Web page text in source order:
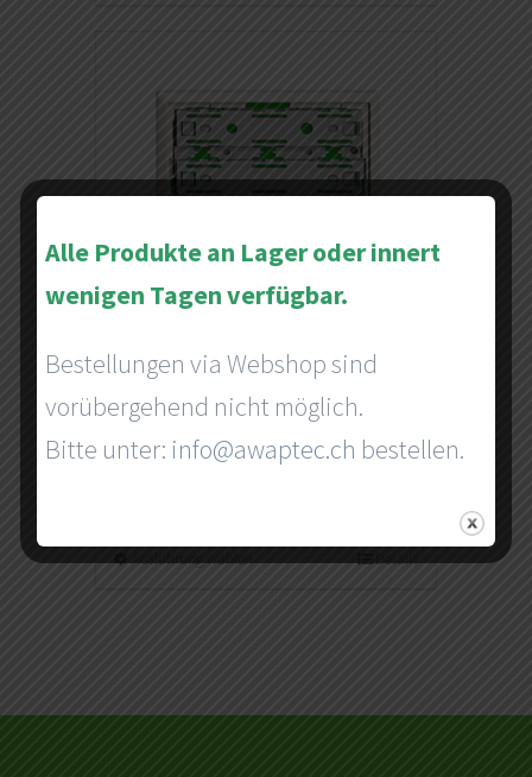
awapSwitch
AbCHF179,00
Ausführung wählen Details
Alle Produkte an Lager oder innert
wenigen Tagen verfügbar.
Bestellungen via Webshop sind
vorübergehend nicht möglich.
Bitte unter: info@awaptec.ch bestellen.